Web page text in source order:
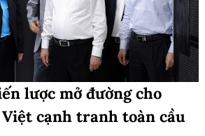
lược mở đường cho
cạnh tranh toàn cầu